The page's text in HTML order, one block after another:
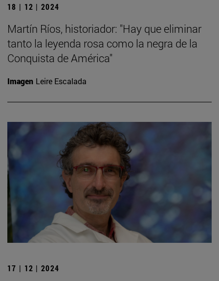
18 | 12 | 2024
Martín Ríos, historiador: "Hay que eliminar
tanto la leyenda rosa como la negra de la
Conquista de América"
Imagen Leire Escalada
17 | 12 | 2024